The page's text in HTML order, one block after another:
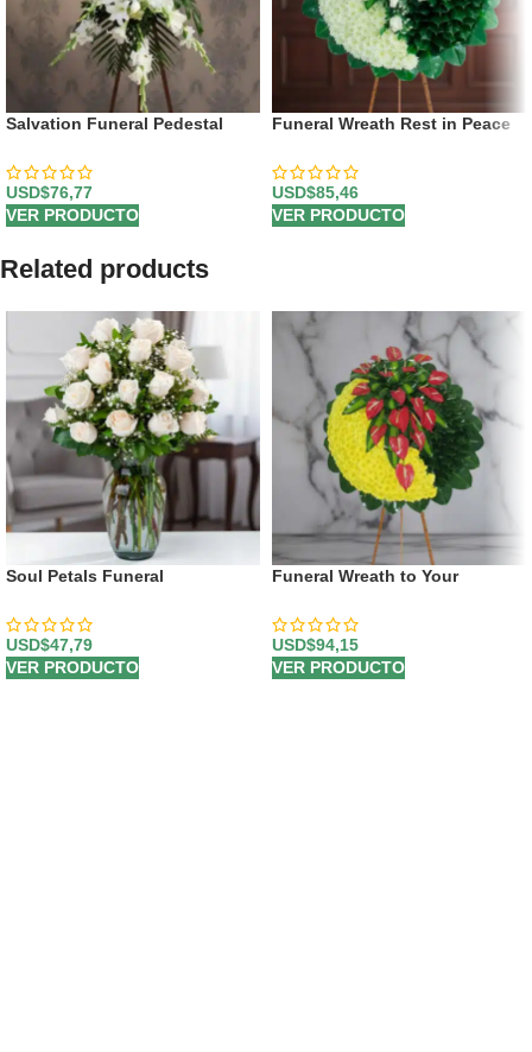
Salvation Funeral Pedestal
USD$76,77
VER PRODUCTO
Funeral Wreath Rest in Peace
USD$85,46
VER PRODUCTO
Related products
Soul Petals Funeral
USD$47,79
VER PRODUCTO
Funeral Wreath to Your
USD$94,15
VER PRODUCTO